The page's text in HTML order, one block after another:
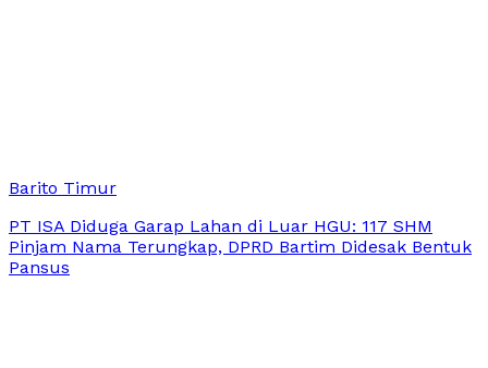
Barito Timur
PT ISA Diduga Garap Lahan di Luar HGU: 117 SHM
Pinjam Nama Terungkap, DPRD Bartim Didesak Bentuk
Pansus